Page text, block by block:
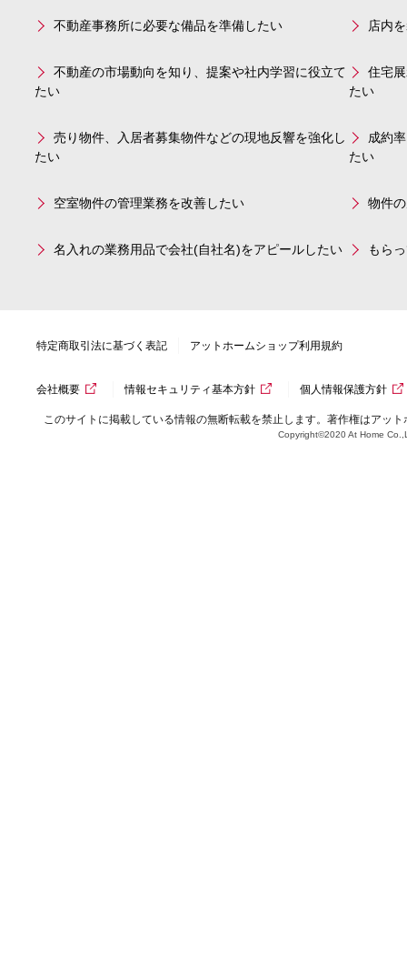
不動産事務所に必要な備品を準備したい 店内
不動産の市場動向を知り、提案や社内学習に役立て
たい
住宅
たい
売り物件、入居者募集物件などの現地反響を強化し
たい
成約
たい
空室物件の管理業務を改善したい 物件
名入れの業務用品で会社(自社名)をアピールしたい もら
特定商取引法に基づく表記 アットホームショップ利用規約
会社概要 情報セキュリティ基本方針 個人情報保護方針
このサイトに掲載している情報の無断転載を禁止します。著作権はアッ
Copyright©2020 At Home